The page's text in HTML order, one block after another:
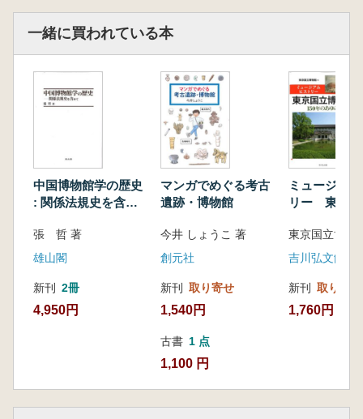
第2章 コロナ禍のロシアの図書館、文書館─
デジタル化の成果と新たな課題─(鈴木佑梨)
ナ禍以前のロシア/3 ロシアにおける新型コロ
ナウイルス感染症とモスクワでのロックダウ
ン/4 ロックダウン解除後の図書館・文書
館/5 デジタル化の成果と課題/おわりに
〈コラム〉 ウクライナ侵攻下におけるロシア
の図書館、文書館、日本人の研究状況─デジタ
はじめに/ウクライナ侵攻後のロシアと日本の
状況/ウクライナ侵攻下におけるロシアの文書
館と図書館における「制限」/ウクライナ侵攻
によるロシア国外からの研究の限界/デジタル
化の恩恵/ウクライナ侵攻とロシアの図書館・
一緒に買われている本
中国博物館学の歴史
: 関係法規史を含め
張 哲 著
雄山閣
新刊 2冊
4,950円
マンガでめぐる考古
遺跡・博物館
今井 しょうこ 著
創元社
新刊 取り寄せ
1,540円
古書 1 点
1,100 円
ミュージア
リー 東京国
東京国立博物
吉川弘文館
新刊 取り寄せ
1,760円